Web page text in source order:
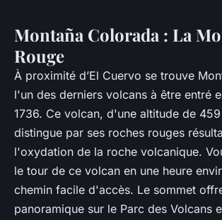
Montaña Colorada : La
Rouge
À proximité d’El Cuervo se trouve
l'un des derniers volcans à être entré
1736. Ce volcan, d'une altitude de
distingue par ses roches rouges
l'oxydation de la roche volcanique.
le tour de ce volcan en une heure
chemin facile d'accès. Le sommet
panoramique sur le Parc des Volcans